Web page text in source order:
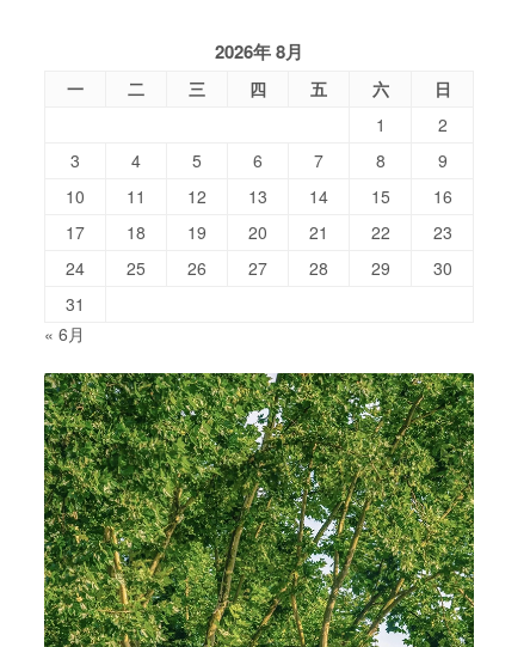
2026年 8月
一 二 三 四 五 六
日
1
2
3
4 5 6 7 8
9
10
11 12 13 14 15
16
17
18 19 20 21 22
23
24
25 26 27 28 29
30
31
« 6月